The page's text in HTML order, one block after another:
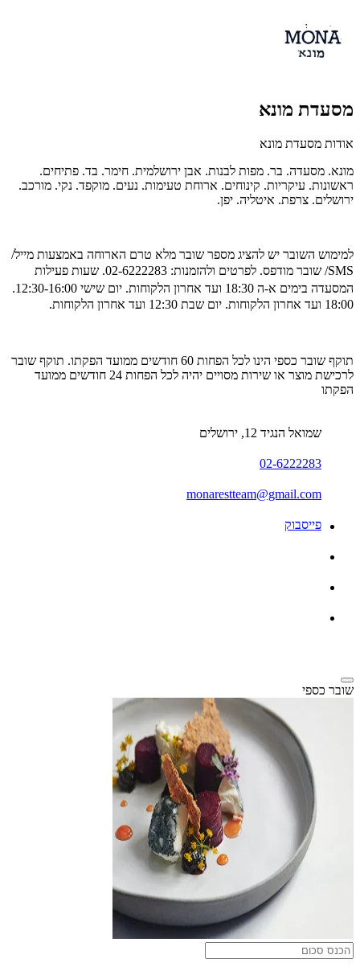
מסעדת מונא
אודות מסעדת מונא
מונא. מסעדה. בר. מפות לבנות. אבן ירושלמית. חימר. בד. פתיחים.
ראשונות. עיקריות. קינוחים. ארוחת טעימות. נעים. מוקפד. נקי. מורכב.
ירושלים. צרפת. איטליה. יפן.
למימוש השובר יש להציג מספר שובר מלא טרם הארוחה באמצעות מייל/
SMS/ שובר מודפס. לפרטים ולהזמנות:
02-6222283. שעות פעילות
המסעדה בימים
א-ה 18:30 ועד אחרון הלקוחות. יום שישי 12:30-16:00.
18:00 ועד אחרון הלקוחות. יום שבת 12:30 ועד אחרון הלקוחות.
תוקף שובר כספי הינו לכל הפחות 60 חודשים ממועד הפקתו. תוקף שובר
לרכישת מוצר או שירות מסויים יהיה לכל הפחות 24 חודשים ממועד
הפקתו
שמואל הנגיד 12, ירושלים
02-6222283
monarestteam@gmail.com
פייסבוק
שובר כספי